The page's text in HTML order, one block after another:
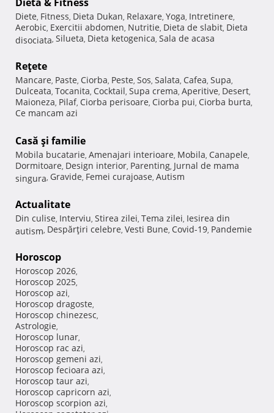
Diete, Fitness, Dieta Dukan, Relaxare, Yoga, Intretinere,
Aerobic, Exercitii abdomen, Nutritie, Dieta de slabit, Dieta
disociata, Silueta, Dieta ketogenica, Sala de acasa
Reţete
Mancare, Paste, Ciorba, Peste, Sos, Salata, Cafea, Supa,
Dulceata, Tocanita, Cocktail, Supa crema, Aperitive, Desert,
Maioneza, Pilaf, Ciorba perisoare, Ciorba pui, Ciorba burta,
Ce mancam azi
Casă şi familie
Mobila bucatarie, Amenajari interioare, Mobila, Canapele,
Dormitoare, Design interior, Parenting, Jurnal de mama
singura, Gravide, Femei curajoase, Autism
Actualitate
Din culise, Interviu, Stirea zilei, Tema zilei, Iesirea din
autism, Despărţiri celebre, Vesti Bune, Covid-19, Pandemie
Horoscop
Horoscop 2026,
Horoscop 2025,
Horoscop azi,
Horoscop dragoste,
Horoscop chinezesc,
Astrologie,
Horoscop lunar,
Horoscop rac azi,
Horoscop gemeni azi,
Horoscop fecioara azi,
Horoscop taur azi,
Horoscop capricorn azi,
Horoscop scorpion azi,